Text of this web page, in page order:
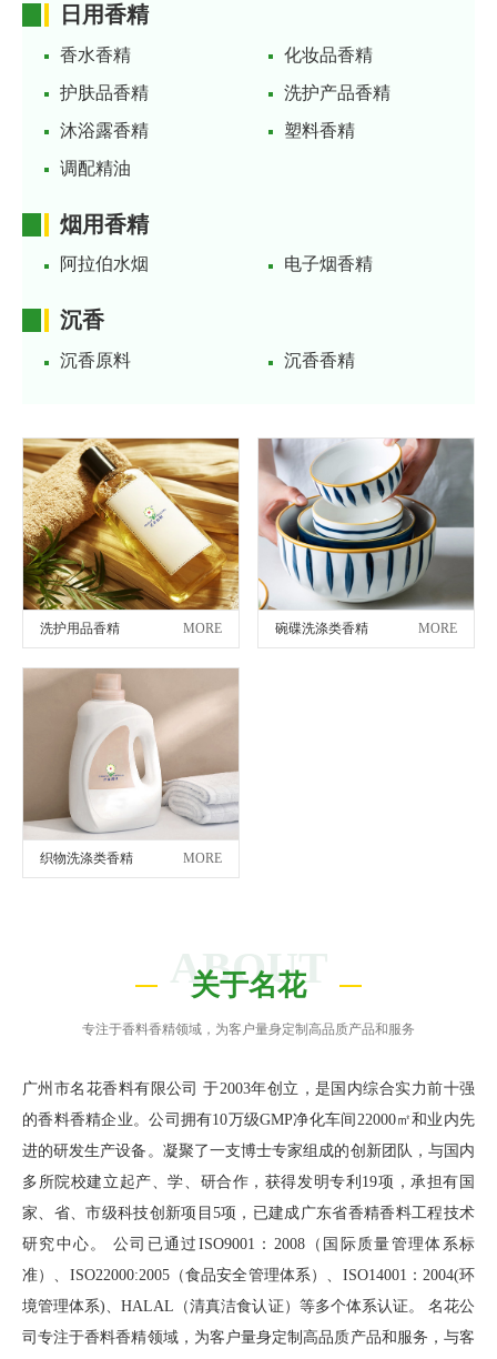
日用香精
香水香精
化妆品香精
护肤品香精
洗护产品香精
沐浴露香精
塑料香精
调配精油
烟用香精
阿拉伯水烟 电子烟香精
沉香
沉香原料 沉香香精
洗护用品香精 MORE 碗碟洗涤类香精 MORE
织物洗涤类香精 MORE
ABOUT
关于名花
专注于香料香精领域，为客户量身定制高品质产品和服务
广州市名花香料有限公司 于2003年创立，是国内综合实力前十强
的香料香精企业。公司拥有10万级GMP净化车间22000㎡和业内先
进的研发生产设备。凝聚了一支博士专家组成的创新团队，与国内
多所院校建立起产、学、研合作，获得发明专利19项，承担有国
家、省、市级科技创新项目5项，已建成广东省香精香料工程技术
研究中心。 公司已通过ISO9001：2008（国际质量管理体系标
准）、ISO22000:2005（食品安全管理体系）、ISO14001：2004(环
境管理体系)、HALAL（清真洁食认证）等多个体系认证。 名花公
司专注于香料香精领域，为客户量身定制高品质产品和服务，与客